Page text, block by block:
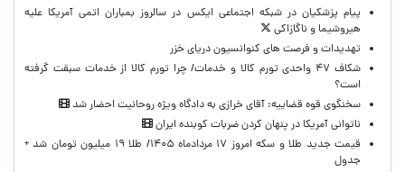
پیام پزشکیان در شبکه اجتماعی ایکس در سالروز بمباران اتمی آمریکا علیه
هیروشیما و ناگازاکی
تهدیدات و فرصت های کنوانسیون دریای خزر
شکاف ۴۷ واحدی تورم کالا و خدمات/ چرا تورم کالا از خدمات سبقت گرفته
است؟
سخنگوی قوه قضاییه: آقای خرازی به دادگاه ویژه روحانیت احضار شد
ناتوانی آمریکا در پنهان کردن ضربات کوبنده ایران
قیمت جدید طلا و سکه امروز ۱۷ مردادماه ۱۴۰۵/ طلا ۱۹ میلیون تومان شد +
جدول